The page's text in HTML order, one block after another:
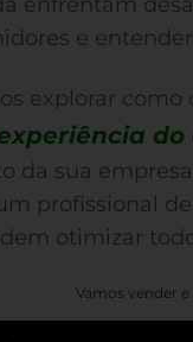
e
explorar como
do
da sua
profissional
otimizar
Vamos vender